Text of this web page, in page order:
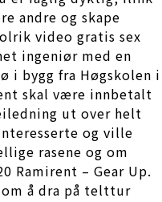
andre og skape
video gratis sex
ingeniør med en
i bygg fra Høgskolen i
skal være innbetalt
ut over helt
og ville
rasene og om
Ramirent – Gear Up.
å dra på telttur